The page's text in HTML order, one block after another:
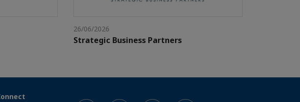
26/06/2026
Strategic Business Partners